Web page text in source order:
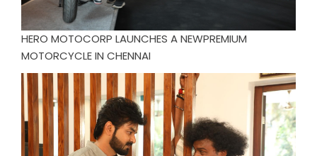
HERO MOTOCORP LAUNCHES A NEWPREMIUM
MOTORCYCLE IN CHENNAI